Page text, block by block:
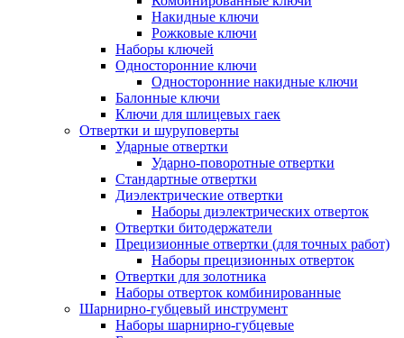
Накидные ключи
Рожковые ключи
Наборы ключей
Односторонние ключи
Односторонние накидные ключи
Балонные ключи
Ключи для шлицевых гаек
Отвертки и шуруповерты
Ударные отвертки
Ударно-поворотные отвертки
Стандартные отвертки
Диэлектрические отвертки
Наборы диэлектрических отверток
Отвертки битодержатели
Прецизионные отвертки (для точных работ)
Наборы прецизионных отверток
Отвертки для золотника
Наборы отверток комбинированные
Шарнирно-губцевый инструмент
Наборы шарнирно-губцевые